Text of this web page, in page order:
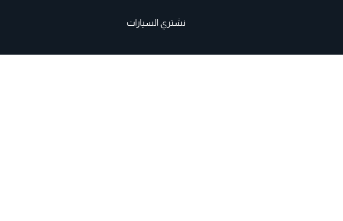
نشتري السيارات